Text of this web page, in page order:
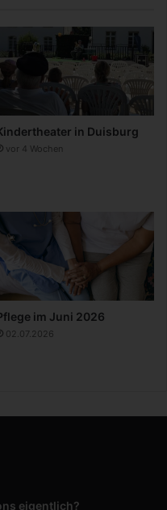
in Duisburg
vor 4 Wochen
im Juni 2026
02.07.2026
eigentlich?